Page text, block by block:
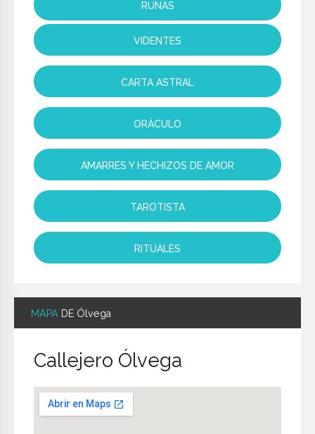
RUNAS
VIDENTES
CARTA ASTRAL
ORÁCULO
AMARRES Y HECHIZOS DE AMOR
TAROTISTA
RITUALES
MAPA DE Ólvega
Callejero Ólvega